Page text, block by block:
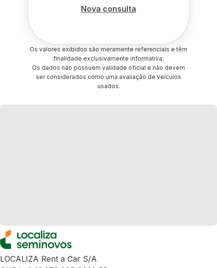
Nova consulta
Os valores exibidos são meramente referenciais e têm
finalidade exclusivamente informativa.
Os dados não possuem validade oficial e não devem
ser considerados como uma avaliação de veículos
usados.
LOCALIZA Rent a Car S/A